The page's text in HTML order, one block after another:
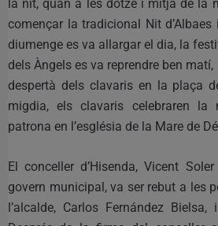
la nit, quan a les dotze i mitja de la
començar la tradicional Nit
diumenge es va allargar el dia, la
dels Àngels es va reprendre ben
despertà dels clavaris en la plaça
migdia, els clavaris celebraren
patrona en l’església de la Mare de
El conceller d’Hisenda, Vicent
govern municipal, va ser rebut a les
l’alcalde, Carlos Fernández